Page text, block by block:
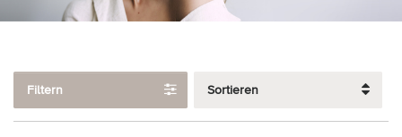
Filtern Sortieren